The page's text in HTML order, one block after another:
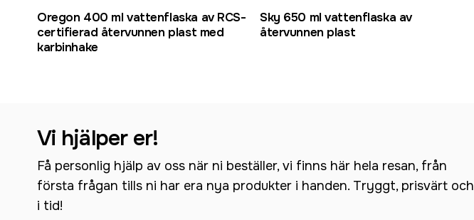
Oregon 400 ml vattenflaska av RCS-
certifierad återvunnen plast med
karbinhake
Sky 650 ml vattenflaska av
återvunnen plast
Vi hjälper er!
Få personlig hjälp av oss när ni beställer, vi finns här hela resan, från
första frågan tills ni har era nya produkter i handen. Tryggt, prisvärt och
i tid!